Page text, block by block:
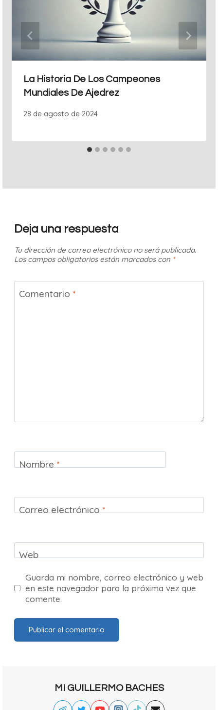
La Historia De Los Campeones
Mundiales De Ajedrez
28 de agosto de 2024
Deja una respuesta
Tu dirección de correo electrónico no será publicada.
Los campos obligatorios están marcados con *
Comentario *
Nombre *
Correo electrónico *
Web
Guarda mi nombre, correo electrónico y web
en este navegador para la próxima vez que
comente.
MI GUILLERMO BACHES